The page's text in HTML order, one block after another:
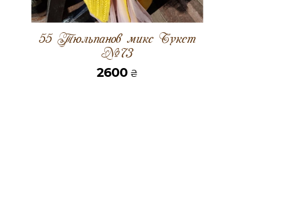
55 Тюльпанов микс Букет
№73
2600₴